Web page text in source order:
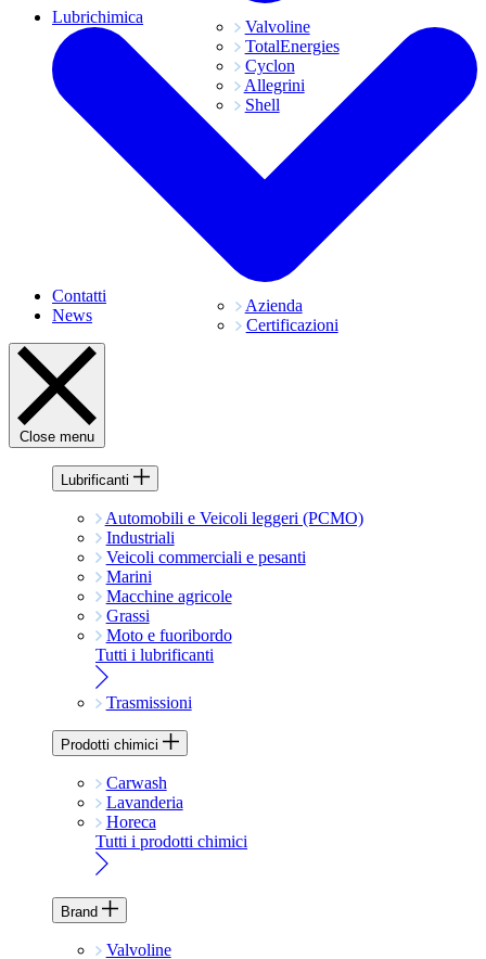
Valvoline
TotalEnergies
Cyclon
Allegrini
Shell
Lubrichimica
Azienda
Certificazioni
Contatti
News
Close menu
Lubrificanti
Automobili e Veicoli leggeri (PCMO)
Industriali
Veicoli commerciali e pesanti
Marini
Macchine agricole
Grassi
Moto e fuoribordo
Tutti i lubrificanti
Trasmissioni
Prodotti chimici
Carwash
Lavanderia
Horeca
Tutti i prodotti chimici
Brand
Valvoline